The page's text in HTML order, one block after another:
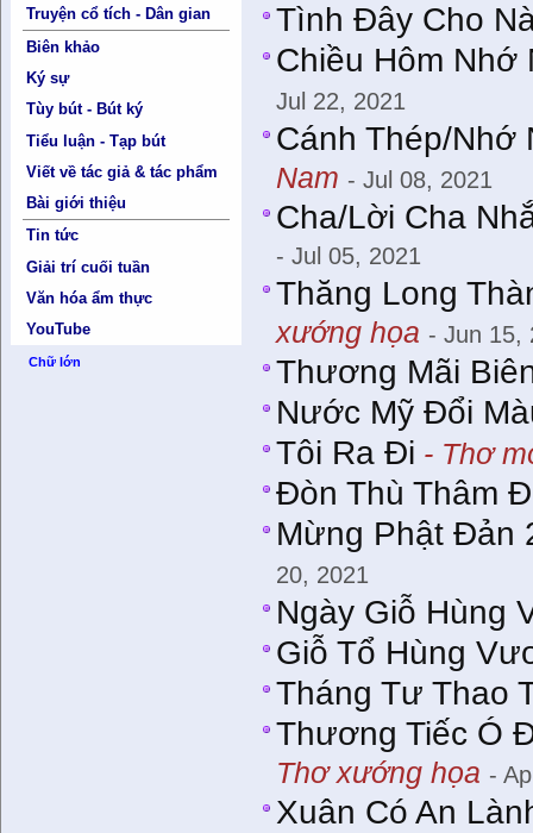
Truyện cổ tích - Dân gian
Biên khảo
Ký sự
Tùy bút - Bút ký
Tiểu luận - Tạp bút
Viết về tác giả & tác phẩm
Bài giới thiệu
Tin tức
Giải trí cuối tuần
Văn hóa ẩm thực
YouTube
Chữ lớn
Tình Đây Cho
Chiều Hôm Nhớ
Jul 22, 2021
Cánh Thép/Nhớ
Nam - Jul 08, 2021
Cha/Lời Cha
- Jul 05, 2021
Thăng Long
xướng họa - Jun 15,
Thương Mãi
Nước Mỹ Đổi
Tôi Ra Đi - Thơ
Đòn Thù Thâm
Mừng Phật Đản
20, 2021
Ngày Giỗ Hùng
Giỗ Tổ Hùng
Tháng Tư Thao
Thương Tiếc Ó
Thơ xướng họa -
Xuân Có An